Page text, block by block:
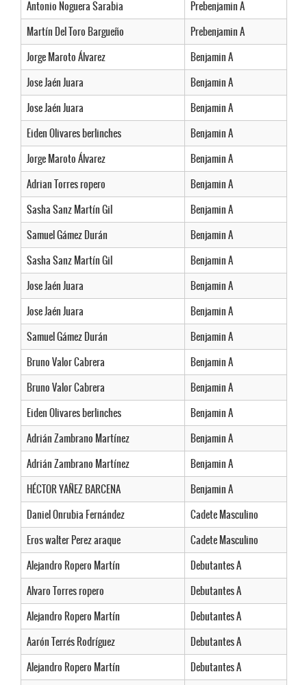
Antonio Noguera Sarabia
Prebenjamin A
Martín Del Toro Bargueño
Prebenjamin A
Jorge Maroto Álvarez
Benjamin A
Jose Jaén Juara
Benjamin A
Jose Jaén Juara
Benjamin A
Eiden Olivares berlinches
Benjamin A
Jorge Maroto Álvarez
Benjamin A
Adrian Torres ropero
Benjamin A
Sasha Sanz Martín Gil
Benjamin A
Samuel Gámez Durán
Benjamin A
Sasha Sanz Martín Gil
Benjamin A
Jose Jaén Juara
Benjamin A
Jose Jaén Juara
Benjamin A
Samuel Gámez Durán
Benjamin A
Bruno Valor Cabrera
Benjamin A
Bruno Valor Cabrera
Benjamin A
Eiden Olivares berlinches
Benjamin A
Adrián Zambrano Martínez
Benjamin A
Adrián Zambrano Martínez
Benjamin A
HÉCTOR YAÑEZ BARCENA
Benjamin A
Daniel Onrubia Fernández
Cadete Masculino
Eros walter Perez araque
Cadete Masculino
Alejandro Ropero Martín
Debutantes A
Alvaro Torres ropero
Debutantes A
Alejandro Ropero Martín
Debutantes A
Aarón Terrés Rodríguez
Debutantes A
Alejandro Ropero Martín
Debutantes A